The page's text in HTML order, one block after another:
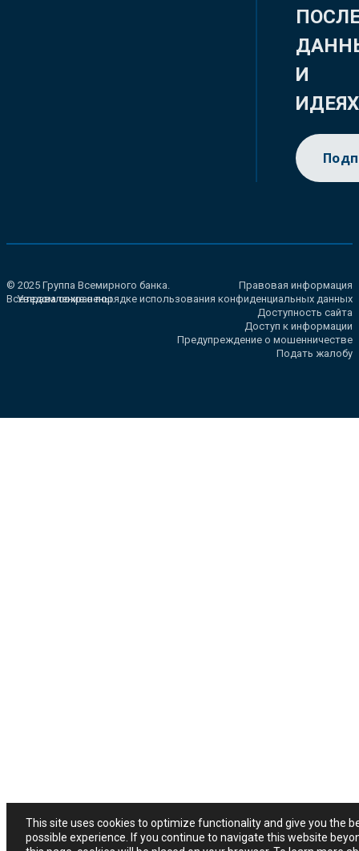
И
ИДЕЯХ
© 2025 Группа Всемирного банка.
Все права сохранены.
Правовая информация
Уведомление о порядке использования конфиденциальных данных
Доступность сайта
Доступ к информации
Предупреждение о мошенничестве
Подать жалобу
This site uses cookies to optimize functionality and give you the
possible experience. If you continue to navigate this website